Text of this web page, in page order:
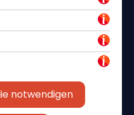
notwendigen